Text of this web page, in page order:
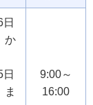
か
ま
9:00～
16:00